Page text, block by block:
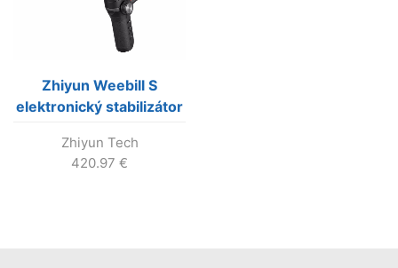
Zhiyun Weebill S
elektronický stabilizátor
Zhiyun Tech
420.97 €